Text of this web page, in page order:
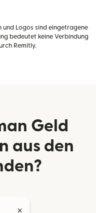
und Logos sind eingetragene
bedeutet keine Verbindung
Remitly.
Geld
aus den